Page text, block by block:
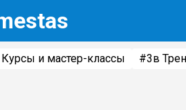
estas
и мастер-классы #3в